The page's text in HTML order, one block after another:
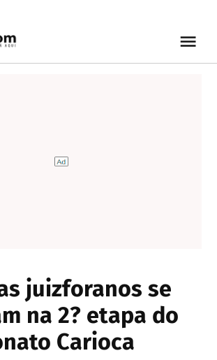
juizforanos se
na 2? etapa do
Carioca